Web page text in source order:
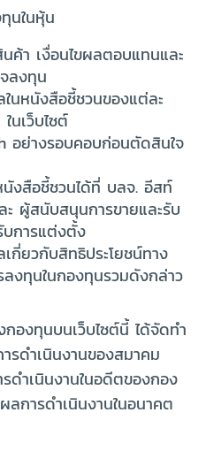
นในหุ้น
ค้า เงื่อนไขผลตอบแทนและ
ลงทุน
นหนังสือชี้ชวนของแต่ละ
นเว็บไซต์
อย่างรอบคอบก่อนตัดสินใจ
งสือชี้ชวนได้ที่ บลจ. อีสท์
ะ ผู้สนับสนุนการขายและรับ
การแต่งตั้ง
กี่ยวกับสิทธิประโยชน์ทาง
ลงทุนในกองทุนรวมดังกล่าว
องทุนบนเว็บไซต์นี้ ได้จัดทำ
รดำเนินงานของสมาคม
ำเนินงานในอดีตของกอง
การดำเนินงานในอนาคต